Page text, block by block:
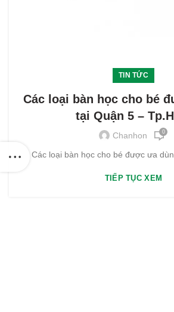
TIN TỨC
Các loại bàn học cho bé
tại Quận 5 –
Chanhon 0
Các loại bàn học cho bé được ưa
TIẾP TỤC XEM